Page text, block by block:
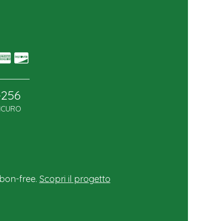
free. Scopri il progetto